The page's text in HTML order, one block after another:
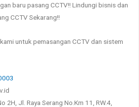
baru pasang CCTV!! Lindungi bisnis dan
CCTV Sekarang!!
untuk pemasangan CCTV dan sistem
2H, Jl. Raya Serang No.Km 11, RW.4,